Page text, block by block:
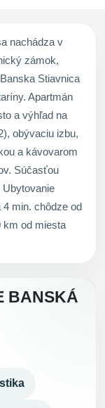
nachádza v
zámok,
Stiavnica
Apartmán
a výhľad na
obývaciu izbu,
a kávovarom
Súčasťou
min. chôdze od
km od miesta
BANSKÁ